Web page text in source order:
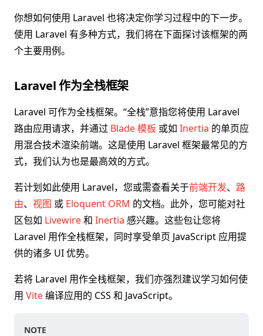
你想如何使用 Laravel 也将决定你学习过程中的下一步。
使用 Laravel 有多种方式，我们将在下面探讨该框架的两
个主要用例。
Laravel 作为全栈框架
Laravel 可作为全栈框架。“全栈”意指您将使用 Laravel
路由应用请求，并通过 Blade 模板 或如 Inertia 的单页应
用混合技术渲染前端。这是使用 Laravel 框架最常见的方
式，我们认为也是最高效的方式。
若计划如此使用 Laravel，您或需查看关于前端开发、 路
由、 视图 或 Eloquent ORM 的文档。此外，您可能对社
区包如 Livewire和 Inertia 感兴趣。这些包让您将
Laravel 用作全栈框架，同时享受单页 JavaScript 应用提
供的诸多 UI 优势。
若将 Laravel 用作全栈框架，我们亦强烈建议学习如何使
用 Vite编译应用的 CSS 和 JavaScript。
NOTE